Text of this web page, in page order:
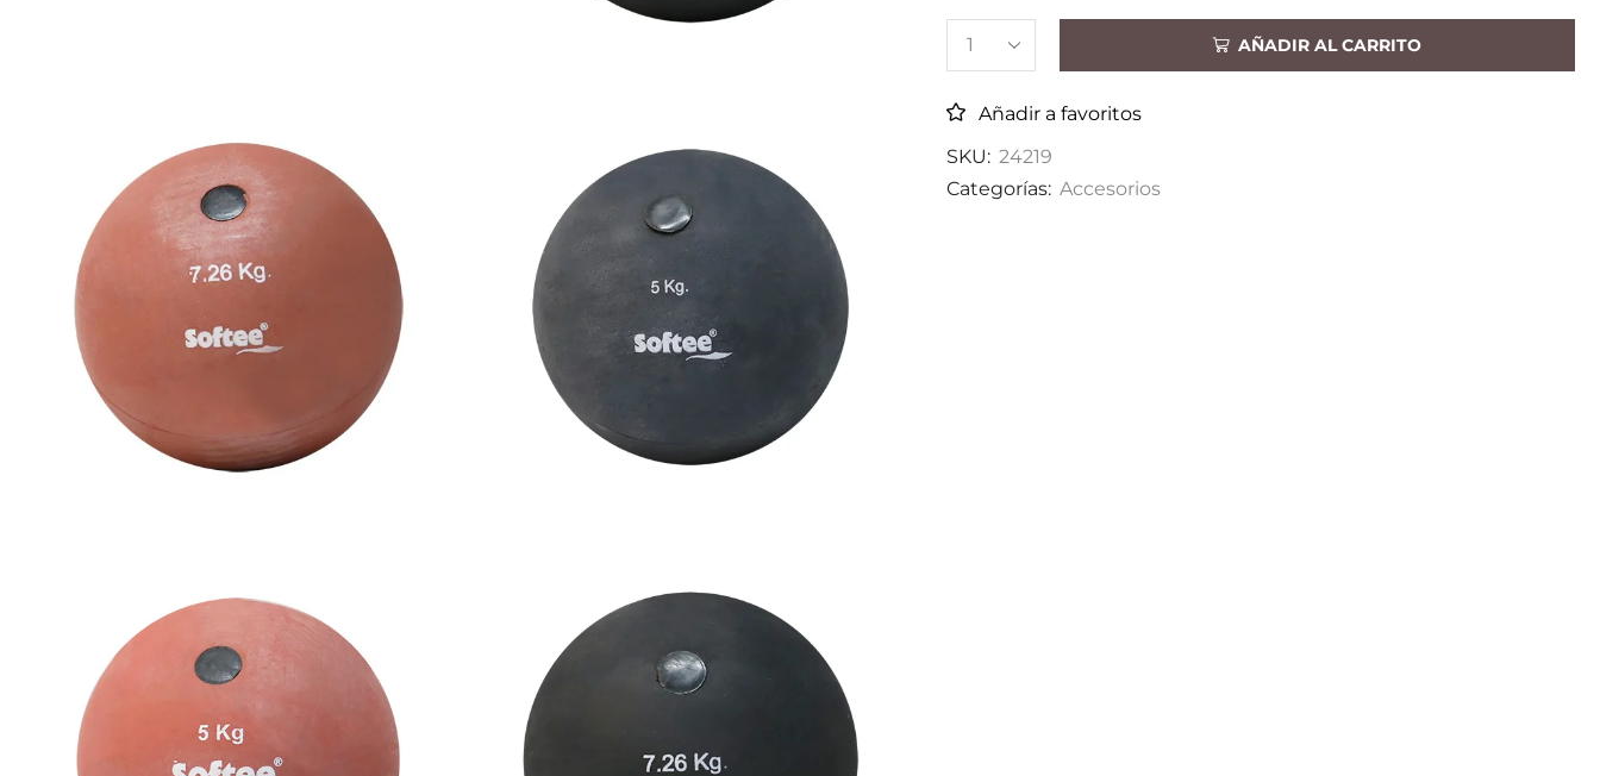
AÑADIR AL CARRITO
Añadir a favoritos
SKU: 24219
Categorías: Accesorios